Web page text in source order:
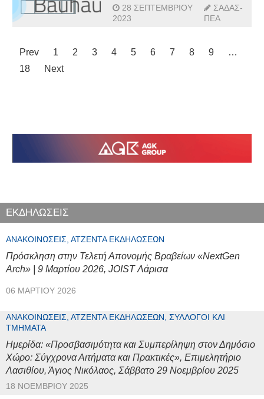
28 ΣΕΠΤΕΜΒΡΊΟΥ
2023
ΣΑΔΑΣ-
ΠΕΑ
Prev 1 2 3 4 5 6 7 8 9
…
18
Next
ΕΚΔΗΛΩΣΕΙΣ
ΑΝΑΚΟΙΝΏΣΕΙΣ, ΑΤΖΈΝΤΑ ΕΚΔΗΛΏΣΕΩΝ
Πρόσκληση στην Τελετή Απονομής Βραβείων «NextGen
Arch» | 9 Μαρτίου 2026, JOIST Λάρισα
06 ΜΑΡΤΊΟΥ 2026
ΑΝΑΚΟΙΝΏΣΕΙΣ, ΑΤΖΈΝΤΑ ΕΚΔΗΛΏΣΕΩΝ, ΣΎΛΛΟΓΟΙ ΚΑΙ
ΤΜΉΜΑΤΑ
Ημερίδα: «Προσβασιμότητα και Συμπερίληψη στον Δημόσιο
Χώρο: Σύγχρονα Αιτήματα και Πρακτικές», Επιμελητήριο
Λασιθίου, Άγιος Νικόλαος, Σάββατο 29 Νοεμβρίου 2025
18 ΝΟΕΜΒΡΊΟΥ 2025